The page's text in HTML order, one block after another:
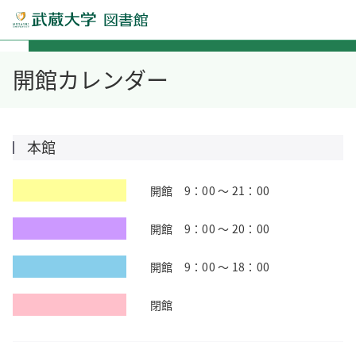
開館カレンダー
本館
開館 9：00 ～ 21：00
開館 9：00 ～ 20：00
開館 9：00 ～ 18：00
閉館